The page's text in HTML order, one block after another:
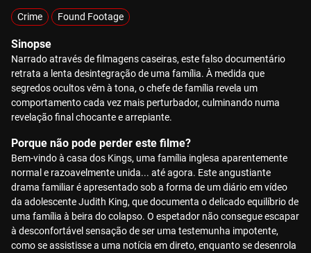
Crime Found Footage
Sinopse
Narrado através de filmagens caseiras, este falso documentário
retrata a lenta desintegração de uma família. À medida que
segredos ocultos vêm à tona, o chefe de família revela um
comportamento cada vez mais perturbador, culminando numa
revelação final chocante e arrepiante.
Porque não pode perder este filme?
Bem-vindo à casa dos Kings, uma família inglesa aparentemente
normal e razoavelmente unida... até agora. Este angustiante
drama familiar é apresentado sob a forma de um diário em vídeo
da adolescente Judith King, que documenta o delicado equilíbrio de
uma família à beira do colapso. O espetador não consegue escapar
à desconfortável sensação de ser uma testemunha impotente,
como se assistisse a uma notícia em direto, enquanto se desenrola